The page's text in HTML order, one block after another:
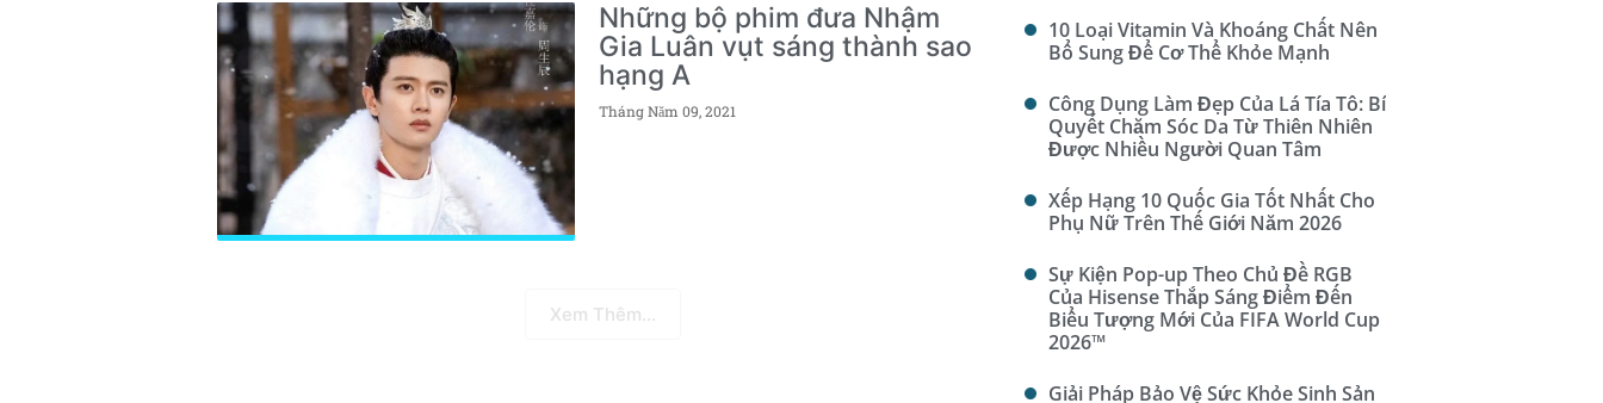
Những bộ phim đưa Nhậm
Gia Luân vụt sáng thành sao
hạng A
Tháng Năm 09, 2021
Xem Thêm...
10 Loại Vitamin Và Khoáng Chất Nên
Bổ Sung Để Cơ Thể Khỏe Mạnh
Công Dụng Làm Đẹp Của Lá Tía Tô: Bí
Quyết Chăm Sóc Da Từ Thiên Nhiên
Được Nhiều Người Quan Tâm
Xếp Hạng 10 Quốc Gia Tốt Nhất Cho
Phụ Nữ Trên Thế Giới Năm 2026
Sự Kiện Pop-up Theo Chủ Đề RGB
Của Hisense Thắp Sáng Điểm Đến
Biểu Tượng Mới Của FIFA World Cup
2026™
Giải Pháp Bảo Vệ Sức Khỏe Sinh Sản